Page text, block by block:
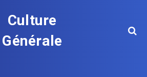
Culture
Générale